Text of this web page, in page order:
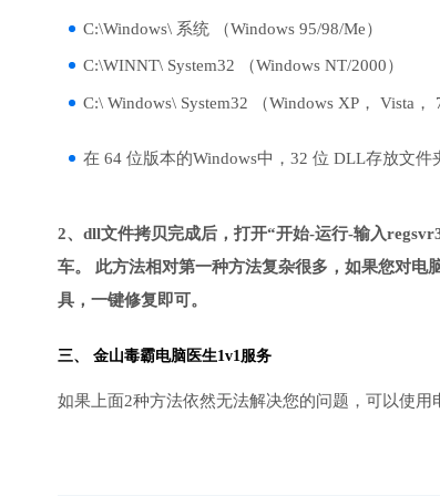
C:\Windows\ 系统 （Windows 95/98/Me）
C:\WINNT\ System32 （Windows NT/2000）
C:\ Windows\ System32 （Windows XP， Vista，
在 64 位版本的Windows中，32 位 DLL存放文件
2、dll文件拷贝完成后，打开“开始-运行-输入
车。 此方法相对第一种方法复杂很多，如果您对
具，一键修复即可。
三、 金山毒霸电脑医生1v1服务
如果上面2种方法依然无法解决您的问题，可以使用